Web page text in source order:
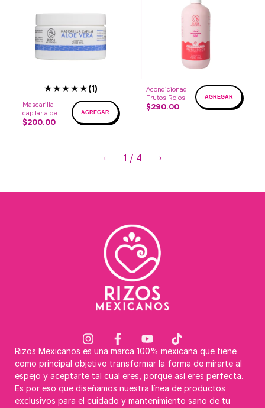
★★★★★(1)
Mascarilla
capilar aloe
vera
$200.00
Acondicionador
Frutos Rojos
$290.00
1 / 4
Rizos Mexicanos es una marca 100% mexicana que tiene
como principal objetivo transformar la forma de mirarte al
espejo y aceptarte tal cual eres, porque así eres perfecta.
Es por eso que diseñamos nuestra línea de productos
exclusivos para el cuidado y mantenimiento sano de tu